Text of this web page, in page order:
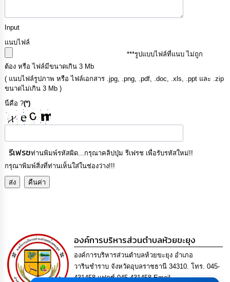
ความ
โปร่งใส
เรียน
ร้อง
ทุกข์
e-
Service
กิจการ
สภา
กิจการ
สภา
ของ
เรา
การ
จัดการ
Input
แนบไฟล์
***รูปแบบไฟล์ที่แนบ ไม่ถูก
ต้อง หรือ ไฟล์มีขนาดเกิน 3 Mb
( แนบไฟล์รูปภาพ หรือ ไฟล์เอกสาร .jpg, .png, .pdf, .doc, .xls, .ppt และ .zip
ขนาดไม่เกิน 3 Mb )
นี่คือ ?(*)
รีเฟรชท่านพิมพ์รหัสผิด...กรุณาคลิปปุ่ม รีเฟรช เพื่อรับรหัสใหม่!!
กรุณาพิมพ์สิ่งที่ท่านเห็นใส่ในช่องว่าง!!!
องค์การบริหารส่วนตำบลห้วยขะยุง
องค์การบริหารส่วนตำบลห้วยขะยุง อำเภอ
วารินชำราบ จังหวัดอุบลราชธานี 34310. โทร. 045-
431458 แฟกซ์ 045-431458 Email